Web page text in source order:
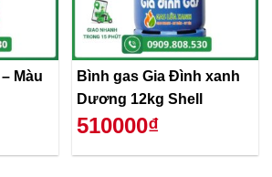
Bình gas Gia Đình xanh
Dương 12kg Shell
510000₫